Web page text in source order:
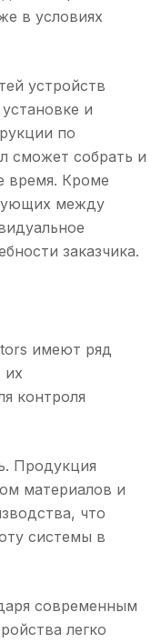
в условиях
устройств
и
по
сможет собрать и
время. Кроме
между
заказчика.
имеют ряд
их
контроля
Продукция
материалов и
что
системы в
современным
легко